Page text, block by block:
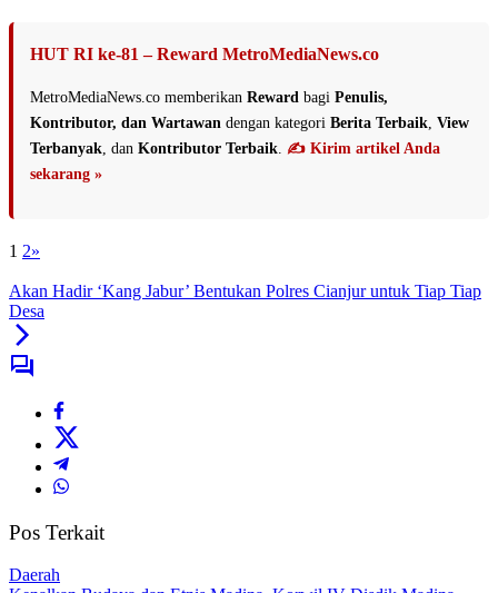
HUT RI ke-81 – Reward MetroMediaNews.co
MetroMediaNews.co memberikan Reward bagi Penulis,
Kontributor, dan Wartawan dengan kategori Berita Terbaik View
Terbanyak , dan Kontributor Terbaik ✍️ Kirim artikel Anda
sekarang »
1 2»
Akan Hadir ‘Kang Jabur’ Bentukan Polres Cianjur untuk Tiap Tiap
Desa
Pos Terkait
Daerah